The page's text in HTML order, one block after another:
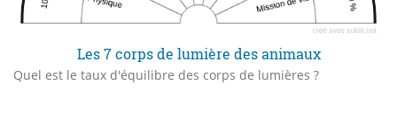
Les 7 corps de lumière des animaux
Quel est le taux d'équilibre des corps de lumières ?